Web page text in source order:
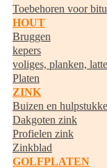
Toebehoren voor
HOUT
Bruggen
kepers
voliges, planken,
Platen
ZINK
Buizen en
Dakgoten zink
Profielen zink
Zinkblad
GOLFPLATEN